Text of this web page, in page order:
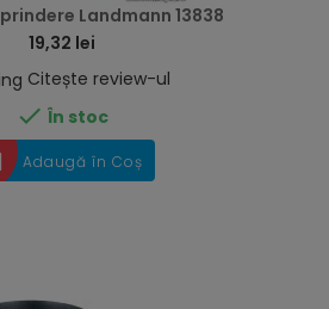
Landmann 13838
19,32 lei
Citește review-ul
 În stoc
Adaugă în Coș